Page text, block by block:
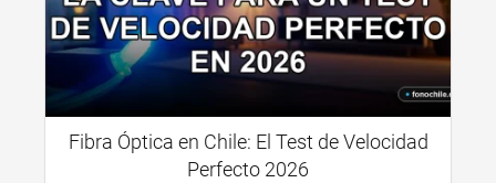
Fibra Óptica en Chile: El Test de Velocidad
Perfecto 2026